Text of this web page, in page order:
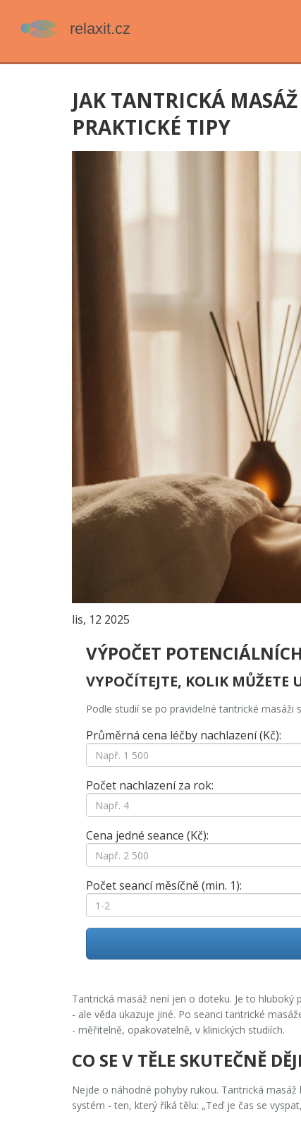
JAK TANTRICKÁ
PRAKTICKÉ TIPY
lis, 12 2025
VÝPOČET
VYPOČÍTEJTE, KOLIK MŮŽETE
Podle studií se po pravidelné tantrické
Průměrná cena léčby nachlazení (Kč):
Počet nachlazení za rok:
Cena jedné seance (Kč):
Počet seancí měsíčně (min. 1):
Tantrická masáž není jen o doteku. Je to hluboký
- ale věda ukazuje jiné. Po seanci tantrické
- měřitelně, opakovatelně, v klinických studiích.
CO SE V TĚLE SKUTEČNĚ
Nejde o náhodné pohyby rukou. Tantrická
systém - ten, který říká tělu: „Teď je čas se